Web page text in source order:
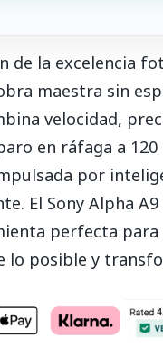
de la excelencia
maestra sin
velocidad,
en ráfaga a
por
El Sony Alpha
perfecta
lo posible y